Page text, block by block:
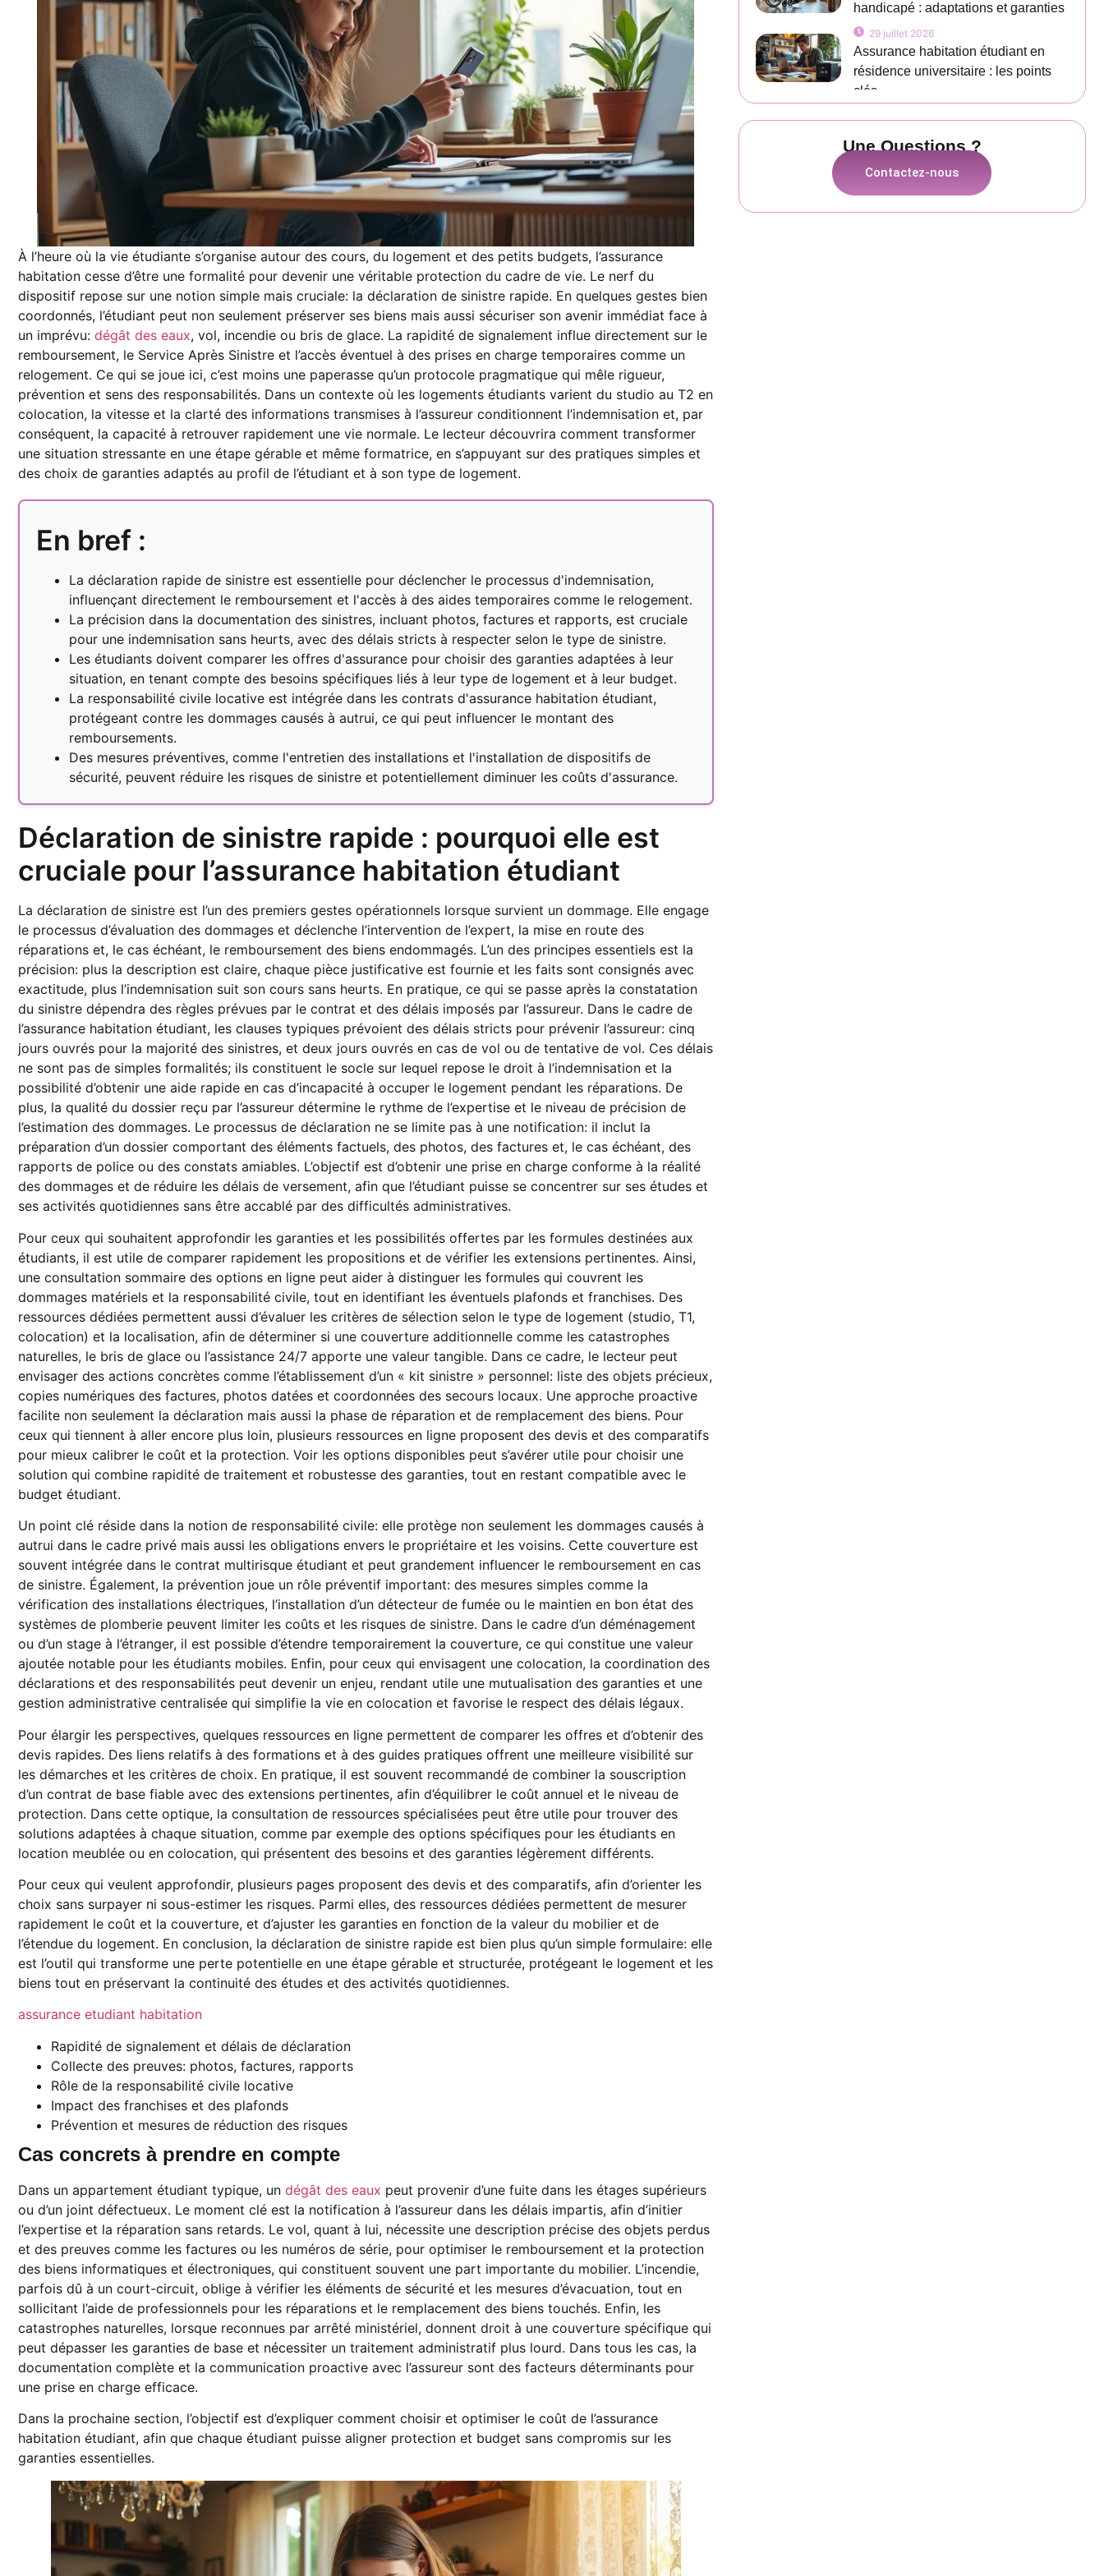
handicapé : adaptations et garanties
29 juillet 2026
Assurance habitation étudiant en
résidence universitaire : les points
clés
Une Questions ?
Contactez-nous
À l’heure où la vie étudiante s’organise autour des cours, du logement et des petits budgets, l’assurance
habitation cesse d’être une formalité pour devenir une véritable protection du cadre de vie. Le nerf du
dispositif repose sur une notion simple mais cruciale: la déclaration de sinistre rapide. En quelques gestes bien
coordonnés, l’étudiant peut non seulement préserver ses biens mais aussi sécuriser son avenir immédiat face à
un imprévu: dégât des eaux, vol, incendie ou bris de glace. La rapidité de signalement influe directement sur le
remboursement, le Service Après Sinistre et l’accès éventuel à des prises en charge temporaires comme un
relogement. Ce qui se joue ici, c’est moins une paperasse qu’un protocole pragmatique qui mêle rigueur,
prévention et sens des responsabilités. Dans un contexte où les logements étudiants varient du studio au T2 en
colocation, la vitesse et la clarté des informations transmises à l’assureur conditionnent l’indemnisation et, par
conséquent, la capacité à retrouver rapidement une vie normale. Le lecteur découvrira comment transformer
une situation stressante en une étape gérable et même formatrice, en s’appuyant sur des pratiques simples et
des choix de garanties adaptés au profil de l’étudiant et à son type de logement.
En bref :
La déclaration rapide de sinistre est essentielle pour déclencher le processus d'indemnisation,
influençant directement le remboursement et l'accès à des aides temporaires comme le relogement.
La précision dans la documentation des sinistres, incluant photos, factures et rapports, est cruciale
pour une indemnisation sans heurts, avec des délais stricts à respecter selon le type de sinistre.
Les étudiants doivent comparer les offres d'assurance pour choisir des garanties adaptées à leur
situation, en tenant compte des besoins spécifiques liés à leur type de logement et à leur budget.
La responsabilité civile locative est intégrée dans les contrats d'assurance habitation étudiant,
protégeant contre les dommages causés à autrui, ce qui peut influencer le montant des
remboursements.
Des mesures préventives, comme l'entretien des installations et l'installation de dispositifs de
sécurité, peuvent réduire les risques de sinistre et potentiellement diminuer les coûts d'assurance.
Déclaration de sinistre rapide : pourquoi elle est
cruciale pour l’assurance habitation étudiant
La déclaration de sinistre est l’un des premiers gestes opérationnels lorsque survient un dommage. Elle engage
le processus d’évaluation des dommages et déclenche l’intervention de l’expert, la mise en route des
réparations et, le cas échéant, le remboursement des biens endommagés. L’un des principes essentiels est la
précision: plus la description est claire, chaque pièce justificative est fournie et les faits sont consignés avec
exactitude, plus l’indemnisation suit son cours sans heurts. En pratique, ce qui se passe après la constatation
du sinistre dépendra des règles prévues par le contrat et des délais imposés par l’assureur. Dans le cadre de
l’assurance habitation étudiant, les clauses typiques prévoient des délais stricts pour prévenir l’assureur: cinq
jours ouvrés pour la majorité des sinistres, et deux jours ouvrés en cas de vol ou de tentative de vol. Ces délais
ne sont pas de simples formalités; ils constituent le socle sur lequel repose le droit à l’indemnisation et la
possibilité d’obtenir une aide rapide en cas d’incapacité à occuper le logement pendant les réparations. De
plus, la qualité du dossier reçu par l’assureur détermine le rythme de l’expertise et le niveau de précision de
l’estimation des dommages. Le processus de déclaration ne se limite pas à une notification: il inclut la
préparation d’un dossier comportant des éléments factuels, des photos, des factures et, le cas échéant, des
rapports de police ou des constats amiables. L’objectif est d’obtenir une prise en charge conforme à la réalité
des dommages et de réduire les délais de versement, afin que l’étudiant puisse se concentrer sur ses études et
ses activités quotidiennes sans être accablé par des difficultés administratives.
Pour ceux qui souhaitent approfondir les garanties et les possibilités offertes par les formules destinées aux
étudiants, il est utile de comparer rapidement les propositions et de vérifier les extensions pertinentes. Ainsi,
une consultation sommaire des options en ligne peut aider à distinguer les formules qui couvrent les
dommages matériels et la responsabilité civile, tout en identifiant les éventuels plafonds et franchises. Des
ressources dédiées permettent aussi d’évaluer les critères de sélection selon le type de logement (studio, T1,
colocation) et la localisation, afin de déterminer si une couverture additionnelle comme les catastrophes
naturelles, le bris de glace ou l’assistance 24/7 apporte une valeur tangible. Dans ce cadre, le lecteur peut
envisager des actions concrètes comme l’établissement d’un « kit sinistre » personnel: liste des objets précieux,
copies numériques des factures, photos datées et coordonnées des secours locaux. Une approche proactive
facilite non seulement la déclaration mais aussi la phase de réparation et de remplacement des biens. Pour
ceux qui tiennent à aller encore plus loin, plusieurs ressources en ligne proposent des devis et des comparatifs
pour mieux calibrer le coût et la protection. Voir les options disponibles peut s’avérer utile pour choisir une
solution qui combine rapidité de traitement et robustesse des garanties, tout en restant compatible avec le
budget étudiant.
Un point clé réside dans la notion de responsabilité civile: elle protège non seulement les dommages causés à
autrui dans le cadre privé mais aussi les obligations envers le propriétaire et les voisins. Cette couverture est
souvent intégrée dans le contrat multirisque étudiant et peut grandement influencer le remboursement en cas
de sinistre. Également, la prévention joue un rôle préventif important: des mesures simples comme la
vérification des installations électriques, l’installation d’un détecteur de fumée ou le maintien en bon état des
systèmes de plomberie peuvent limiter les coûts et les risques de sinistre. Dans le cadre d’un déménagement
ou d’un stage à l’étranger, il est possible d’étendre temporairement la couverture, ce qui constitue une valeur
ajoutée notable pour les étudiants mobiles. Enfin, pour ceux qui envisagent une colocation, la coordination des
déclarations et des responsabilités peut devenir un enjeu, rendant utile une mutualisation des garanties et une
gestion administrative centralisée qui simplifie la vie en colocation et favorise le respect des délais légaux.
Pour élargir les perspectives, quelques ressources en ligne permettent de comparer les offres et d’obtenir des
devis rapides. Des liens relatifs à des formations et à des guides pratiques offrent une meilleure visibilité sur
les démarches et les critères de choix. En pratique, il est souvent recommandé de combiner la souscription
d’un contrat de base fiable avec des extensions pertinentes, afin d’équilibrer le coût annuel et le niveau de
protection. Dans cette optique, la consultation de ressources spécialisées peut être utile pour trouver des
solutions adaptées à chaque situation, comme par exemple des options spécifiques pour les étudiants en
location meublée ou en colocation, qui présentent des besoins et des garanties légèrement différents.
Pour ceux qui veulent approfondir, plusieurs pages proposent des devis et des comparatifs, afin d’orienter les
choix sans surpayer ni sous-estimer les risques. Parmi elles, des ressources dédiées permettent de mesurer
rapidement le coût et la couverture, et d’ajuster les garanties en fonction de la valeur du mobilier et de
l’étendue du logement. En conclusion, la déclaration de sinistre rapide est bien plus qu’un simple formulaire: elle
est l’outil qui transforme une perte potentielle en une étape gérable et structurée, protégeant le logement et les
biens tout en préservant la continuité des études et des activités quotidiennes.
assurance etudiant habitation
Rapidité de signalement et délais de déclaration
Collecte des preuves: photos, factures, rapports
Rôle de la responsabilité civile locative
Impact des franchises et des plafonds
Prévention et mesures de réduction des risques
Cas concrets à prendre en compte
Dans un appartement étudiant typique, un dégât des eaux peut provenir d’une fuite dans les étages supérieurs
ou d’un joint défectueux. Le moment clé est la notification à l’assureur dans les délais impartis, afin d’initier
l’expertise et la réparation sans retards. Le vol, quant à lui, nécessite une description précise des objets perdus
et des preuves comme les factures ou les numéros de série, pour optimiser le remboursement et la protection
des biens informatiques et électroniques, qui constituent souvent une part importante du mobilier. L’incendie,
parfois dû à un court-circuit, oblige à vérifier les éléments de sécurité et les mesures d’évacuation, tout en
sollicitant l’aide de professionnels pour les réparations et le remplacement des biens touchés. Enfin, les
catastrophes naturelles, lorsque reconnues par arrêté ministériel, donnent droit à une couverture spécifique qui
peut dépasser les garanties de base et nécessiter un traitement administratif plus lourd. Dans tous les cas, la
documentation complète et la communication proactive avec l’assureur sont des facteurs déterminants pour
une prise en charge efficace.
Dans la prochaine section, l’objectif est d’expliquer comment choisir et optimiser le coût de l’assurance
habitation étudiant, afin que chaque étudiant puisse aligner protection et budget sans compromis sur les
garanties essentielles.